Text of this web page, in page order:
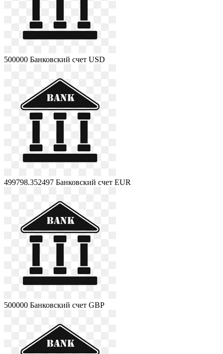
500000 Банковский счет USD
499798.352497 Банковский счет EUR
500000 Банковский счет GBP